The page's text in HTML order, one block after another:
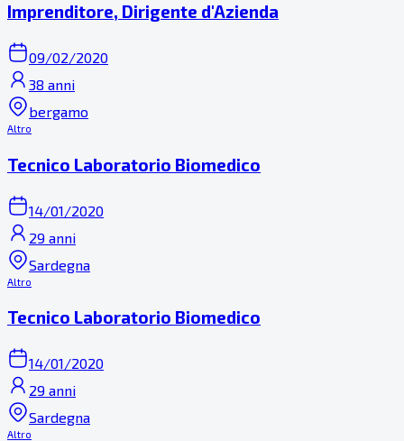
Imprenditore, Dirigente d'Azienda
09/02/2020
38 anni
bergamo
Altro
Tecnico Laboratorio Biomedico
14/01/2020
29 anni
Sardegna
Altro
Tecnico Laboratorio Biomedico
14/01/2020
29 anni
Sardegna
Altro